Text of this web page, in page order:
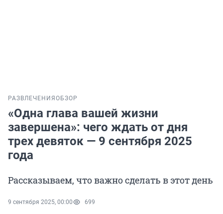
РАЗВЛЕЧЕНИЯ ОБЗОР
«Одна глава вашей жизни
завершена»: чего ждать от дня
трех девяток — 9 сентября 2025
года
Рассказываем, что важно сделать в этот день
9 сентября 2025, 00:00 699